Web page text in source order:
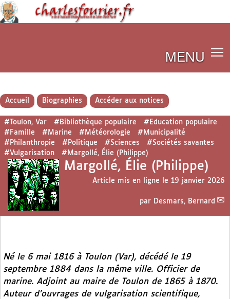
MENU
Accueil Biographies Accéder aux notices
#Toulon, Var #Bibliothèque populaire
#Education populaire
#Famille
#Marine #Météorologie
#Municipalité
#Philanthropie
#Politique #Sciences
#Sociétés savantes
#Vulgarisation
#Margollé, Élie (Philippe)
Margollé, Élie (Philippe)
Article mis en ligne le 19 janvier 2026
par Desmars, Bernard
Né le 6 mai 1816 à Toulon (Var), décédé le 19
septembre 1884 dans la même ville. Officier de
marine. Adjoint au maire de Toulon de 1865 à 1870.
Auteur d’ouvrages de vulgarisation scientifique,